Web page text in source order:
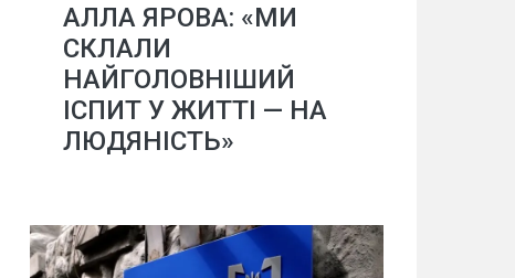
АЛЛА ЯРОВА: «МИ
СКЛАЛИ
НАЙГОЛОВНІШИЙ
ІСПИТ У ЖИТТІ — НА
ЛЮДЯНІСТЬ»